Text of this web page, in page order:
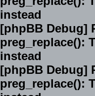
instead
[phpBB Debug]
preg_replace():
instead
[phpBB Debug]
preg_replace():